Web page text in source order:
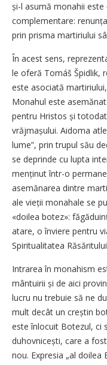
și-l asumă monahii
complementare:
prin prisma martiriului
În acest sens,
le oferă Tomáš Špidlik,
este asociată
Monahul este
pentru Hristos și
vrăj­mașului. Aidoma
lume”, prin trupul său
se deprinde cu lupta
menținut într-o
asemănarea dintre
ale vieții monahale se
«doilea botez»:
atare, o înviere pentru
Spiritualitatea
Intrarea în monahism
mântuirii și de aici
lucru nu trebuie să ne
mult decât un creștin
este înlocuit Botezul, ci
duhovnicești, care a
nou. Expresia „al